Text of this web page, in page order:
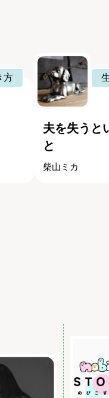
方
夫を失うと
と
柴山ミカ